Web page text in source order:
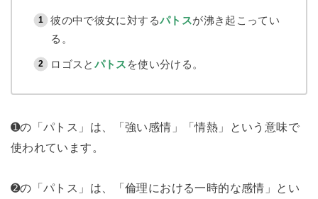
彼の中で彼女に対するパトスが沸き起こってい
る。
ロゴスと パトス を使い分ける。
➊の「パトス」は、「強い感情」「情熱」という意味で
使われています。
➋の「パトス」は、「倫理における一時的な感情」とい